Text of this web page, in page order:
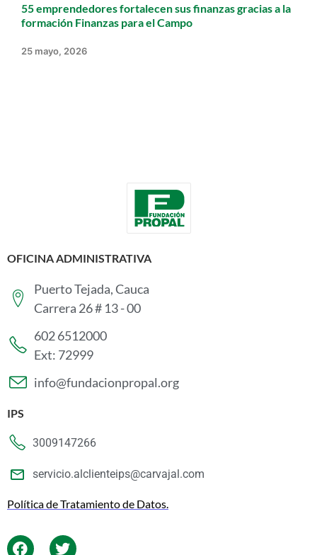
55 emprendedores fortalecen sus finanzas gracias a la
formación Finanzas para el Campo
25 mayo, 2026
OFICINA ADMINISTRATIVA
Puerto Tejada, Cauca
Carrera 26 # 13 - 00
602 6512000
Ext: 72999
info@fundacionpropal.org
IPS
3009147266
servicio.alclienteips@carvajal.com
Política de Tratamiento de Datos.